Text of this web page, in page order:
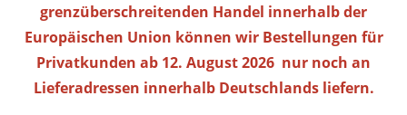
grenzüberschreitenden Handel innerhalb der
Europäischen Union können wir Bestellungen für
Privatkunden ab 12. August 2026 nur noch an
Lieferadressen innerhalb Deutschlands liefern.